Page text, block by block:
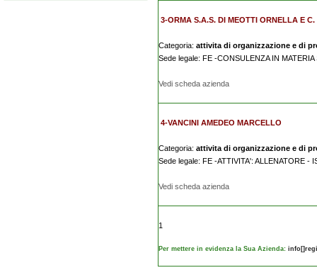
3-ORMA S.A.S. DI MEOTTI ORNELLA E C.
Categoria: attivita di organizzazione e di
Sede legale: FE -CONSULENZA IN
Vedi scheda azienda
4-VANCINI AMEDEO MARCELLO
Categoria: attivita di organizzazione e di
Sede legale: FE -ATTIVITA': ALLENATORE -
Vedi scheda azienda
1
Per mettere in evidenza la Sua Azienda: